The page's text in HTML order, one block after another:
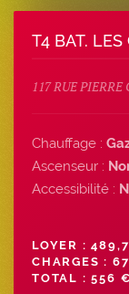
T4 BAT. LES
117 RUE
Chauffage :
Ascenseur :
Accessibilité :
LOYER :
CHARGES :
TOTAL : 556 €